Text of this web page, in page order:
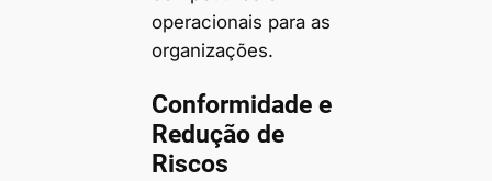
operacionais para as
organizações.
Conformidade e
Redução de
Riscos